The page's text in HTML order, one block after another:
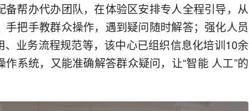
帮办代办团队，在体验区安排专人全程引导，从
把手教群众操作，遇到疑问随时解答；强化人员
业务流程规范等，该中心已组织信息化培训10余
系统，又能准确解答群众疑问，让“智能 人工”的